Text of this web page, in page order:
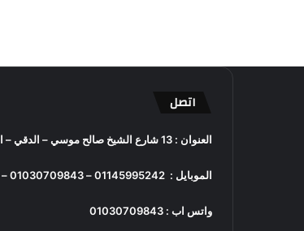
اتصل
العنوان : 13 شارع الشيخ صالح موسي – الدقي – الجيزة – مصر
الموبايل : 01145995242
–
01030709843
–
واتس اب : 01030709843